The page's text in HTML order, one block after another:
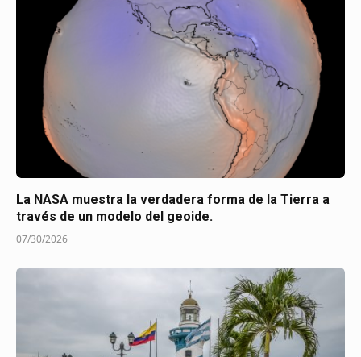
La NASA muestra la verdadera forma de la Tierra a
través de un modelo del geoide.
07/30/2026